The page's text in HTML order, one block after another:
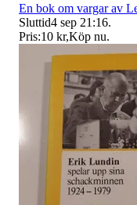
En bok om vargar av
Sluttid4 sep 21:16.
Pris:10 kr,Köp nu.